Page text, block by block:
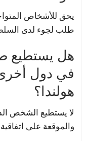
يحق للأشخاص
طلب لجوء لدى
هل يستطيع
في دول
هولندا؟
لا يستطيع الشخص
والموقعة على